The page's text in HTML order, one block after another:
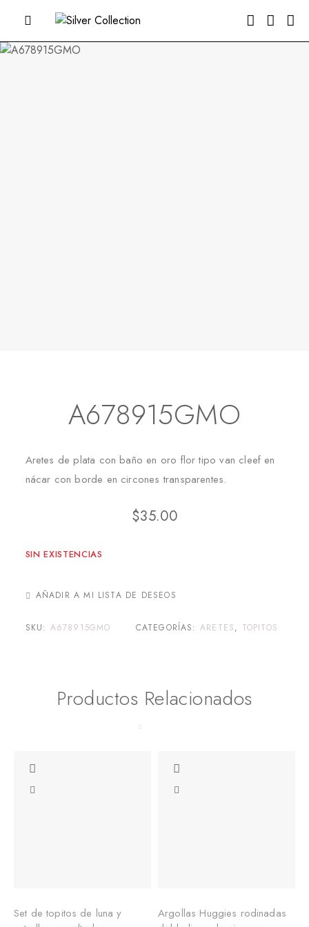
A678915GMO
Aretes de plata con baño en oro flor tipo van cleef en
nácar con borde en circones transparentes.
$35.00
SIN EXISTENCIAS
AÑADIR A MI LISTA DE DESEOS
SKU: A678915GMO CATEGORÍAS: ARETES, TOPITOS
Productos Relacionados
Set de topitos de luna y
Argollas Huggies rodinadas